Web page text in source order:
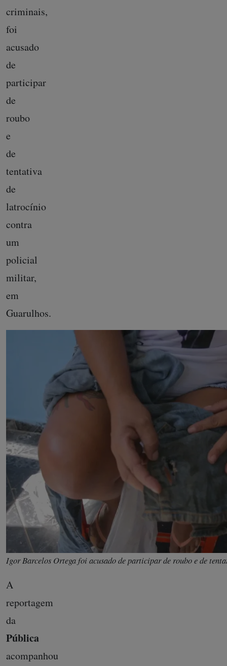
criminais,
foi
acusado
de
participar
de
roubo
e
de
tentativa
de
latrocínio
contra
um
policial
militar,
em
Guarulhos.
Igor Barcelos Ortega foi acusado de participar de roubo e de
A
reportagem
da
Pública
acompanhou